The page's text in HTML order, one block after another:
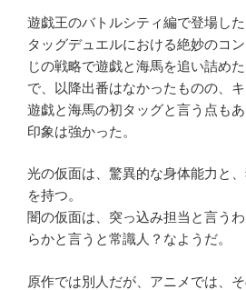
遊戯王のバトルシティ編で登場した
タッグデュエルにおける絶妙のコ
じの戦略で遊戯と海馬を追い詰め
で、以降出番はなかったものの、キ
遊戯と海馬の初タッグと言う点も
印象は強かった。
光の仮面は、驚異的な身体能力と
を持つ。
闇の仮面は、突っ込み担当と言う
らかと言うと常識人？なようだ。
原作では別人だが、アニメでは、